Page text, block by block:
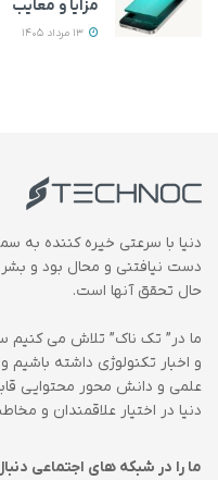
مزایا و معایب
دنیا با سرعتی خیره کننده به
دست نیافتنی و محال بود و بشر
حال تحقق آنها است.
ما در” تک ناک” تلاش می کنیم
و اخبار تکنولوژی داشته
علمی و دانش محور محتوایی
دنیا در اختیار علاقمندان و
ما را در شبکه های اجتماعی